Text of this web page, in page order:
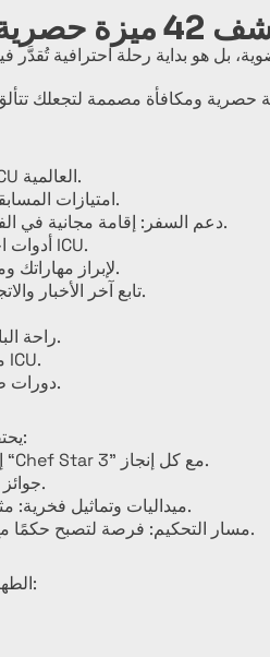
شهادة عضوية رسمية: علامة دائمة على مكانتك في عائلة ICU العالمية.
امتيازات المسابقات: خصومات تصل إلى 50%-100% على فئات المسابقات.
دعم السفر: إقامة مجانية في الفنادق واسترداد تكاليف التنقل عند المشاركة في المسابقات.
أدوات احترافية: مكتبك الرقمي الخاص وبريدك المهني الرسمي من ICU.
الاعتراف العالمي: استخدم شعار ICU لإبراز مهاراتك وموثوقيتك في الصناعة.
مجلة ICU Times: تابع آخر الأخبار والاتجاهات والقصص الملهمة في عالم الطهي.
راحة البال: استشارات قانونية مجانية عند الحاجة من محامي الاتحاد.
متجر حصري للأعضاء: خصومات وعروض خاصة من شركاء ICU.
دورات طهي مجانية عبر الإنترنت: استمر في التعلم وتطوير مهاراتك.
جهدك وإنجازاتك لا تمر دون تقدير. ICU يحتفل بتقدمك من خلال:
شارات Chef Star وشهاداتها: انتقل من “Chef Star 1” إلى “Chef Star 3” مع كل إنجاز.
جوائز الشيف الذهبي: للطهاة الذين يصلون إلى أعلى معايير التميز.
ميداليات وتماثيل فخرية: مثل ميدالية الشرف "الاتحاد يصنع القوة"، رمز للتميز العالمي.
مسار التحكيم: فرصة لتصبح حكمًا مع تصنيف النجمة الفضية أو الذهبية، ومشاركة خبرتك عالميًا.
في ICU، الطهاة المتميزون لديهم فرص للارتقاء إلى أدوار قيادية: